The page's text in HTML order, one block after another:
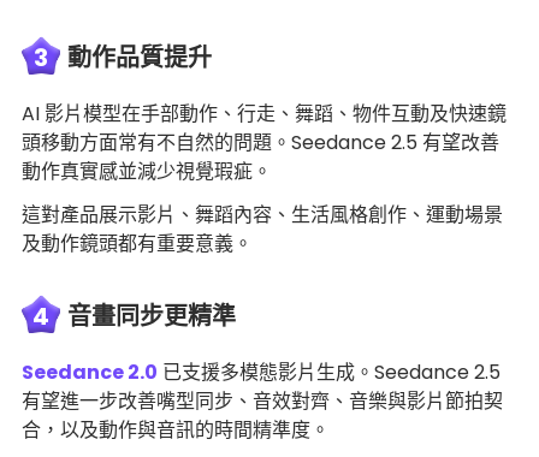
3 動作品質提升
AI 影片模型在手部動作、行走、舞蹈、物件互動及快速鏡
頭移動方面常有不自然的問題。Seedance 2.5 有望改善
動作真實感並減少視覺瑕疵。
這對產品展示影片、舞蹈內容、生活風格創作、運動場景
及動作鏡頭都有重要意義。
4 音畫同步更精準
Seedance 2.0 已支援多模態影片生成。Seedance 2.5
有望進一步改善嘴型同步、音效對齊、音樂與影片節拍契
合，以及動作與音訊的時間精準度。